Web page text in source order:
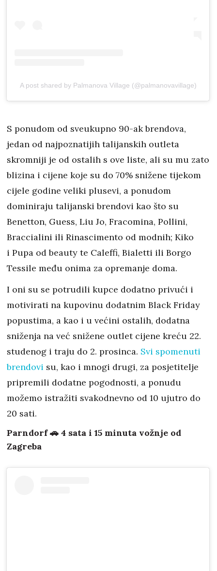
A post shared by Palmanova Village (@palmanovavillage)
S ponudom od sveukupno 90-ak brendova,
jedan od najpoznatijih talijanskih outleta
skromniji je od ostalih s ove liste, ali su mu zato
blizina i cijene koje su do 70% snižene tijekom
cijele godine veliki plusevi, a ponudom
dominiraju talijanski brendovi kao što su
Benetton, Guess, Liu Jo, Fracomina, Pollini,
Braccialini ili Rinascimento od modnih; Kiko
i Pupa od beauty te Caleffi, Bialetti ili Borgo
Tessile među onima za opremanje doma.
I oni su se potrudili kupce dodatno privući i
motivirati na kupovinu dodatnim Black Friday
popustima, a kao i u većini ostalih, dodatna
sniženja na već snižene outlet cijene kreću 22.
studenog i traju do 2. prosinca. Svi spomenuti
brendovi su, kao i mnogi drugi, za posjetitelje
pripremili dodatne pogodnosti, a ponudu
možemo istražiti svakodnevno od 10 ujutro do
20 sati.
Parndorf 🚗 4 sata i 15 minuta vožnje od
Zagreba